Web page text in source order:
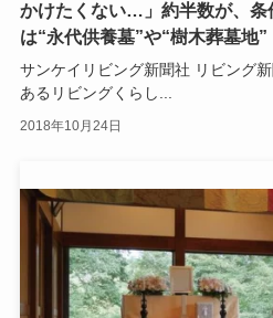
かけたくない…」約半数が、条
は“永代供養墓”や“樹木葬墓地”
サンケイリビング新聞社 リビング
あるリビングくらし...
2018年10月24日